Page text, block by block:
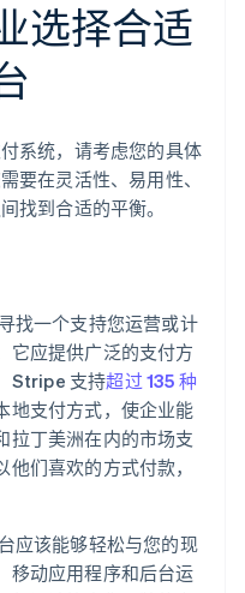
选择合适
系统，请考虑您的具体
要在灵活性、易用性、
找到合适的平衡。
寻找一个支持您运营或计
它应提供广泛的支付方
Stripe 支持超过 135 种
地支付方式，使企业能
拉丁美洲在内的市场支
们喜欢的方式付款，
应该能够轻松与您的现
移动应用程序和后台运